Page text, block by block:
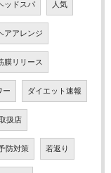
ッドスパ 人気
アアレンジ
膜リリース
ー ダイエット速報
扱店
防対策 若返り